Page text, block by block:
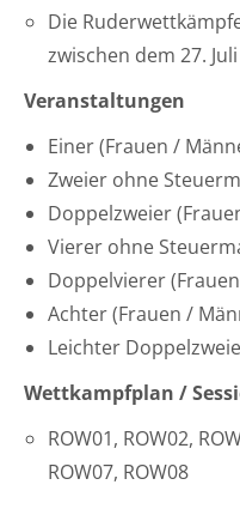
Die
zwischen dem 27.
Veranstaltungen
Einer (Frauen /
Zweier ohne
Doppelzweier
Vierer ohne
Doppelvierer
Achter (Frauen /
Leichter
Wettkampfplan /
ROW01, ROW02,
ROW07, ROW08